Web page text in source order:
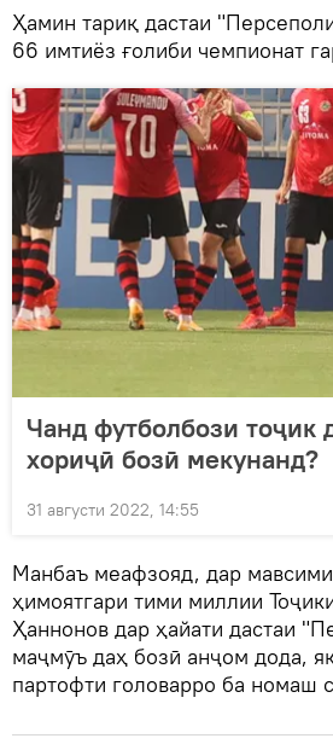
Ҳамин тариқ дастаи
66 имтиёз ғолиби чемпионат
Чанд футболбози тоҷик
хориҷӣ бозӣ мекунанд?
31 августи 2022, 14:55
Манбаъ меафзояд, дар
ҳимоятгари тими миллии
Ҳаннонов дар ҳайати дастаи
маҷмӯъ даҳ бозӣ анҷом дода,
партофти головарро ба номаш